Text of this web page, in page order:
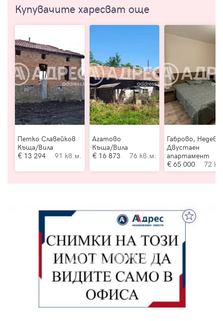
Купувачите харесват още
Петко Славейков
Къща/Вила
13 294
91 кв.м.
Агатово
Къща/Вила
16 873
76 кв.м.
Габрово,
Двустаен
апартамент
65 000
72